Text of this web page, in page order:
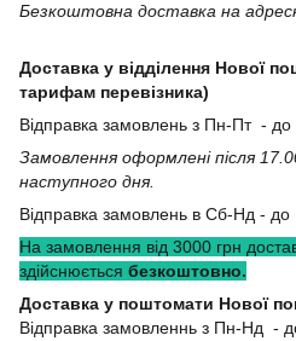
Безкоштовна доставка на
Доставка у відділення Нової
тарифам перевізника)
Відправка замовлень з Пн-Пт - до
Замовлення оформлені після
наступного дня.
Відправка замовлень в Сб-Нд - до
На замовлення від 3000 грн
здійснюється безкоштовно.
Доставка у поштомати Нової
Відправка замовленнь з Пн-Нд -